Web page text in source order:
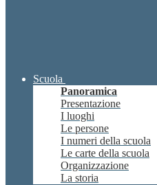
Scuola
Panoramica
Presentazione
I luoghi
Le persone
I numeri della scuola
Le carte della scuola
Organizzazione
La storia